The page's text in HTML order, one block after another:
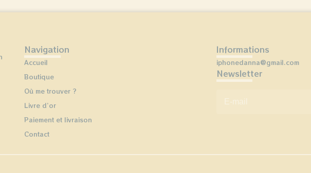
Navigation
Accueil
Boutique
Où me trouver ?
Livre d’or
Paiement et livraison
Contact
Informations
iphonedanna@gmail.com
Newsletter